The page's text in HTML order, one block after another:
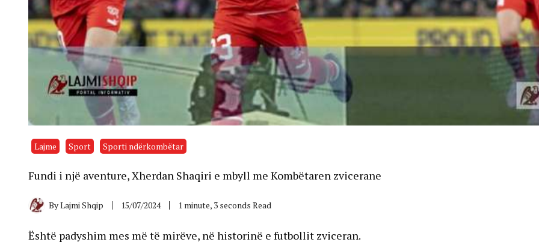
Lajme Sport Sporti ndërkombëtar
Fundi i një aventure, Xherdan Shaqiri e mbyll me Kombëtaren zvicerane
ByLajmi Shqip 15/07/2024 1 minute, 3 seconds Read
Është padyshim mes më të mirëve, në historinë e futbollit zviceran.